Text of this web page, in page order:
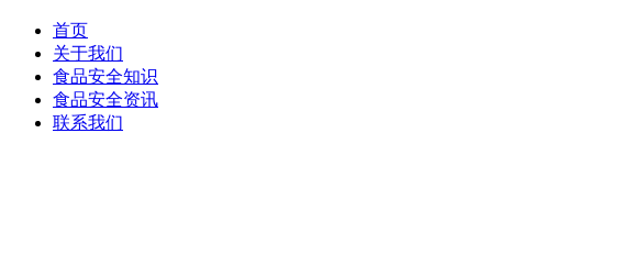
首页
关于我们
食品安全知识
食品安全资讯
联系我们